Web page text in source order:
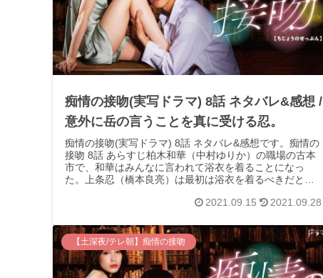
痴情の接吻(実写ドラマ) 8話 ネタバレ&感想 /
意外に岳の言うことを真に受ける忍。
痴情の接吻(実写ドラマ) 8話 ネタバレ&感想です。痴情の
接吻 8話 あらすじ柏木和華（中村ゆりか）の職場の古本
市で、和華はみんなに言われて浴衣を着ることになっ
た。上条忍（橋本良亮）は最初は浴衣を着るべきだと大
2021.09.15
2021.09.28
【土深夜/テレ朝】痴情の接吻